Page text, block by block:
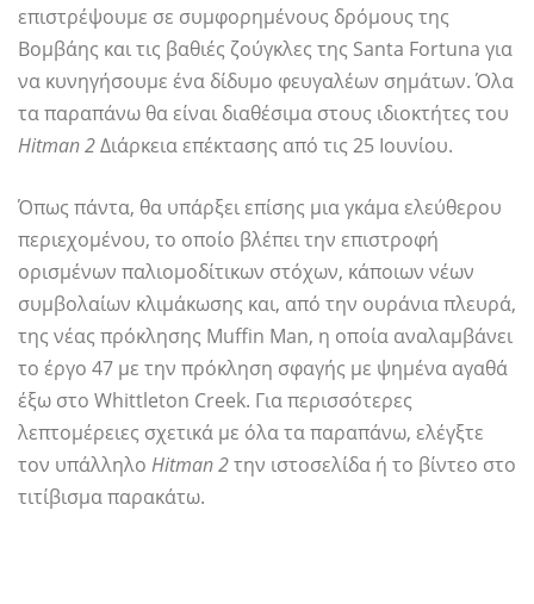
επιστρέψουμε σε συμφορημένους δρόμους της
Βομβάης και τις βαθιές ζούγκλες της Santa Fortuna για
να κυνηγήσουμε ένα δίδυμο φευγαλέων σημάτων. Όλα
τα παραπάνω θα είναι διαθέσιμα στους ιδιοκτήτες του
Hitman 2Διάρκεια επέκτασης από τις 25 Ιουνίου.
Όπως πάντα, θα υπάρξει επίσης μια γκάμα ελεύθερου
περιεχομένου, το οποίο βλέπει την επιστροφή
ορισμένων παλιομοδίτικων στόχων, κάποιων νέων
συμβολαίων κλιμάκωσης και, από την ουράνια πλευρά,
της νέας πρόκλησης Muffin Man, η οποία αναλαμβάνει
το έργο 47 με την πρόκληση σφαγής με ψημένα αγαθά
έξω στο Whittleton Creek. Για περισσότερες
λεπτομέρειες σχετικά με όλα τα παραπάνω, ελέγξτε
τον υπάλληλο Hitman 2την ιστοσελίδα ή το βίντεο στο
τιτίβισμα παρακάτω.